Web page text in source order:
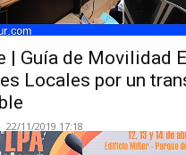
| Guía de Movilidad
Locales por un
- 22/11/2019 17:18